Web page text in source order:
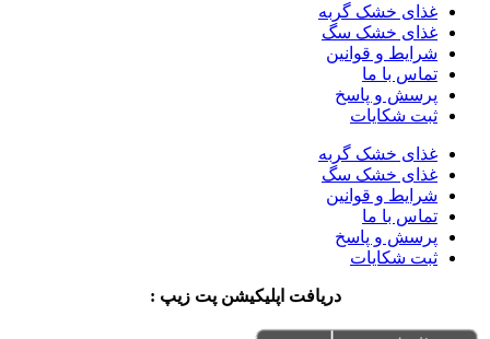
غذای خشک گربه
غذای خشک سگ
شرایط و قوانین
تماس با ما
پرسش و پاسخ
ثبت شکایات
غذای خشک گربه
غذای خشک سگ
شرایط و قوانین
تماس با ما
پرسش و پاسخ
ثبت شکایات
دریافت اپلیکیشن پت زیپ :